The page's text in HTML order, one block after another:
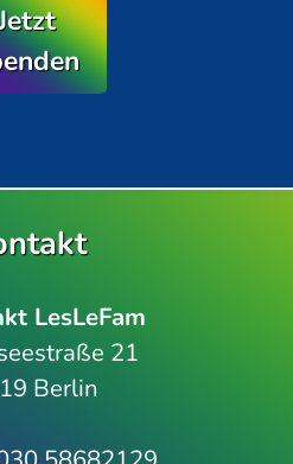
LesLeFam
21
Berlin